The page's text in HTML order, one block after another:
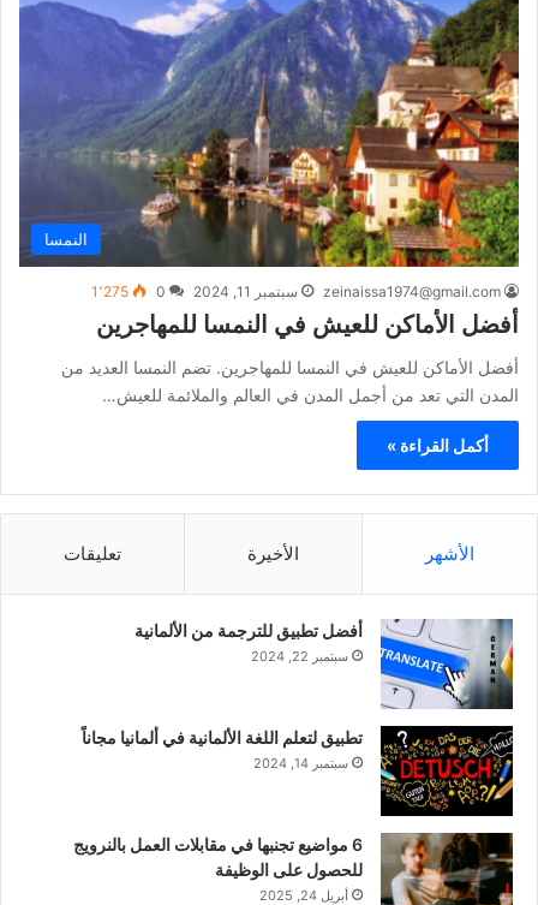
النمسا
zeinaissa1974@gmail.com سبتمبر 11, 2024 0 1٬275
أفضل الأماكن للعيش في النمسا للمهاجرين
أفضل الأماكن للعيش في النمسا للمهاجرين. تضم النمسا العديد من
المدن التي تعد من أجمل المدن في العالم والملائمة للعيش…
أكمل القراءة »
الأشهر الأخيرة تعليقات
أفضل تطبيق للترجمة من الألمانية
سبتمبر 22, 2024
تطبيق لتعلم اللغة الألمانية في ألمانيا مجاناً
سبتمبر 14, 2024
6 مواضيع تجنبها في مقابلات العمل بالنرويج
للحصول على الوظيفة
أبريل 24, 2025